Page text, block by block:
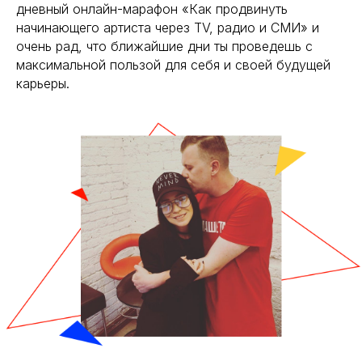
дневный онлайн-марафон «Как продвинуть
начинающего артиста через TV, радио и СМИ» и
очень рад, что ближайшие дни ты проведешь с
максимальной пользой для себя и своей будущей
карьеры.